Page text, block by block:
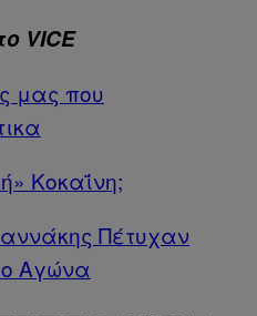
VICE
μας που
Κοκαΐνη;
Πέτυχαν
Αγώνα